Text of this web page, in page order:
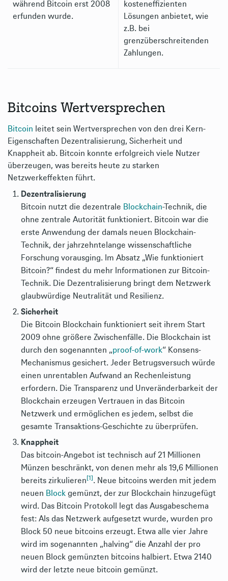
während Bitcoin erst 2008
erfunden wurde.
kosteneffizienten
Lösungen anbietet, wie
z.B. bei
grenzüberschreitenden
Zahlungen.
Bitcoins Wertversprechen
Bitcoin leitet sein Wertversprechen von den drei Kern-
Eigenschaften Dezentralisierung, Sicherheit und
Knappheit ab. Bitcoin konnte erfolgreich viele Nutzer
überzeugen, was bereits heute zu starken
Netzwerkeffekten führt.
Dezentralisierung
Bitcoin nutzt die dezentrale Blockchain-Technik, die
ohne zentrale Autorität funktioniert. Bitcoin war die
erste Anwendung der damals neuen Blockchain-
Technik, der jahrzehntelange wissenschaftliche
Forschung vorausging. Im Absatz „Wie funktioniert
Bitcoin?“ findest du mehr Informationen zur Bitcoin-
Technik. Die Dezentralisierung bringt dem Netzwerk
glaubwürdige Neutralität und Resilienz.
Sicherheit
Die Bitcoin Blockchain funktioniert seit ihrem Start
2009 ohne größere Zwischenfälle. Die Blockchain ist
durch den sogenannten „proof-of-work“ Konsens-
Mechanismus gesichert. Jeder Betrugsversuch würde
einen unrentablen Aufwand an Rechenleistung
erfordern. Die Transparenz und Unveränderbarkeit der
Blockchain erzeugen Vertrauen in das Bitcoin
Netzwerk und ermöglichen es jedem, selbst die
gesamte Transaktions-Geschichte zu überprüfen.
Knappheit
Das bitcoin-Angebot ist technisch auf 21 Millionen
Münzen beschränkt, von denen mehr als 19,6 Millionen
bereits zirkulieren [1] . Neue bitcoins werden mit jedem
neuen Block gemünzt, der zur Blockchain hinzugefügt
wird. Das Bitcoin Protokoll legt das Ausgabeschema
fest: Als das Netzwerk aufgesetzt wurde, wurden pro
Block 50 neue bitcoins erzeugt. Etwa alle vier Jahre
wird im sogenannten „halving“ die Anzahl der pro
neuen Block gemünzten bitcoins halbiert. Etwa 2140
wird der letzte neue bitcoin gemünzt.